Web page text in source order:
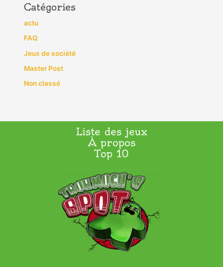
Catégories
actu
FAQ
Jeux de société
Master Post
Non classé
Liste des jeux
À propos
Top 10